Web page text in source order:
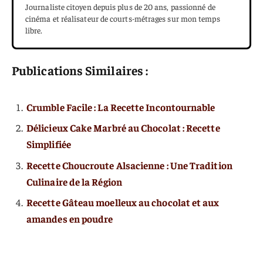
Journaliste citoyen depuis plus de 20 ans, passionné de
cinéma et réalisateur de courts-métrages sur mon temps
libre.
Publications Similaires :
Crumble Facile : La Recette Incontournable
Délicieux Cake Marbré au Chocolat : Recette
Simplifiée
Recette Choucroute Alsacienne : Une Tradition
Culinaire de la Région
Recette Gâteau moelleux au chocolat et aux
amandes en poudre